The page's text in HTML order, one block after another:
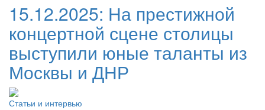
15.12.2025: На престижной
концертной сцене столицы
выступили юные таланты из
Москвы и ДНР
Статьи и интервью